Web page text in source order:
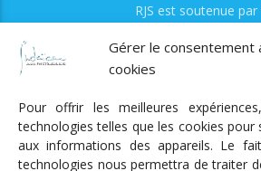
Gérer le consentement
cookies
Pour offrir les meilleures
technologies telles que les cookies
aux informations des appareils. Le
technologies nous permettra de traiter
RJS est soutenue par